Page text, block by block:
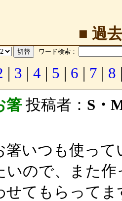
■ 過
ワード検索：
| 3 | 4 | 5 | 6 | 7 | 8
箸 投稿者： S・
箸いつも使っ
いので、また
せてもらって